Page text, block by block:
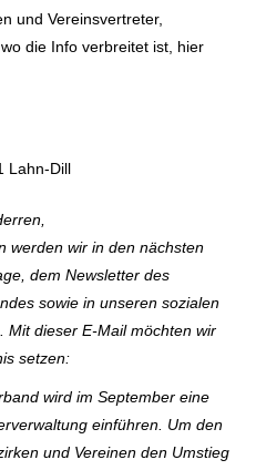
und Vereinsvertreter,
die Info verbreitet ist, hier
Lahn-Dill
werden wir in den nächsten
dem Newsletter des
sowie in unseren sozialen
Mit dieser E-Mail möchten wir
setzen:
wird im September eine
einführen. Um den
und Vereinen den Umstieg